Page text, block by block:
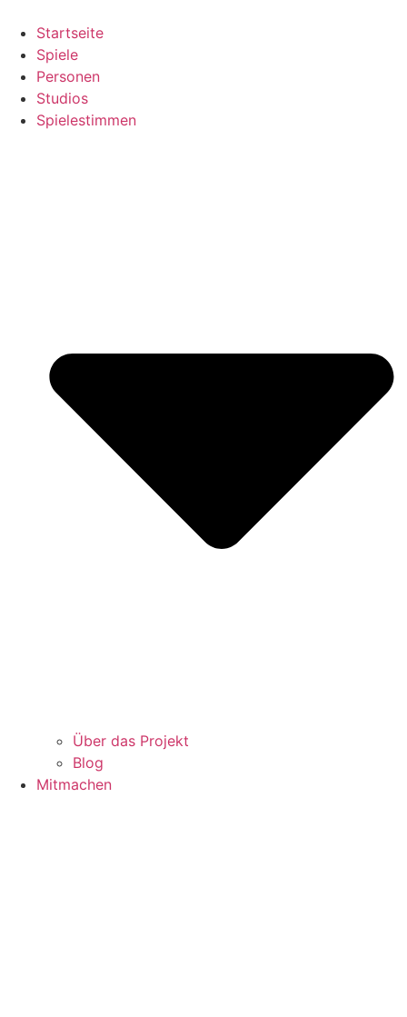
Inhalt
springen
Startseite
Spiele
Personen
Studios
Spielestimmen
Über das Projekt
Blog
Mitmachen